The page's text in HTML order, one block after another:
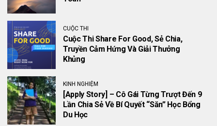
CUỘC THI
Cuộc Thi Share For Good, Sẻ Chia,
Truyền Cảm Hứng Và Giải Thưởng
Khủng
KINH NGHIỆM
[Apply Story] – Cô Gái Từng Trượt Đến 9
Lần Chia Sẻ Về Bí Quyết “săn” Học Bổng
Du Học